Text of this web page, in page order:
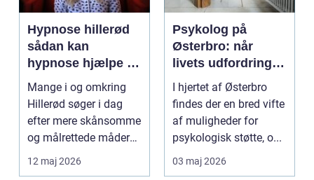
Hypnose hillerød
sådan kan
hypnose hjælpe i
hverdagen
Mange i og omkring
Hillerød søger i dag
efter mere skånsomme
og målrettede måder
at få det bedre på....
12 maj 2026
Psykolog på
Østerbro: når
livets udfordringer
kræver
professionel støtte
I hjertet af Østerbro
findes der en bred vifte
af muligheder for
psykologisk støtte, o...
03 maj 2026